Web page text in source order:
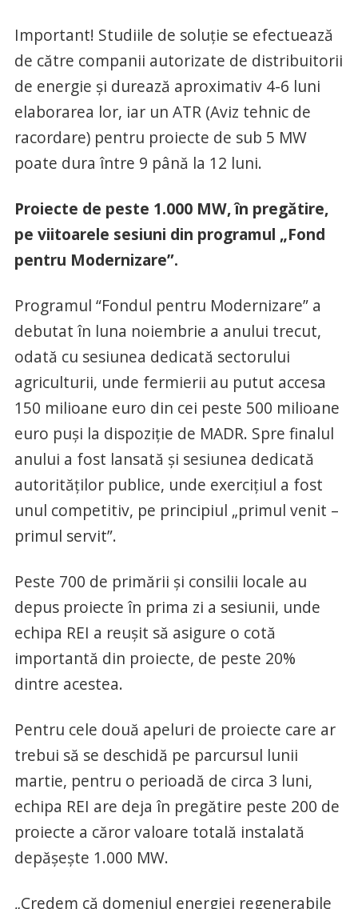
Important! Studiile de soluție se efectuează
de către companii autorizate de distribuitorii
de energie și durează aproximativ 4-6 luni
elaborarea lor, iar un ATR (Aviz tehnic de
racordare) pentru proiecte de sub 5 MW
poate dura între 9 până la 12 luni.
Proiecte de peste 1.000 MW, în pregătire,
pe viitoarele sesiuni din programul „Fond
pentru Modernizare”.
Programul “Fondul pentru Modernizare” a
debutat în luna noiembrie a anului trecut,
odată cu sesiunea dedicată sectorului
agriculturii, unde fermierii au putut accesa
150 milioane euro din cei peste 500 milioane
euro puși la dispoziție de MADR. Spre finalul
anului a fost lansată și sesiunea dedicată
autorităților publice, unde exercițiul a fost
unul competitiv, pe principiul „primul venit –
primul servit”.
Peste 700 de primării și consilii locale au
depus proiecte în prima zi a sesiunii, unde
echipa REI a reușit să asigure o cotă
importantă din proiecte, de peste 20%
dintre acestea.
Pentru cele două apeluri de proiecte care ar
trebui să se deschidă pe parcursul lunii
martie, pentru o perioadă de circa 3 luni,
echipa REI are deja în pregătire peste 200 de
proiecte a căror valoare totală instalată
depășește 1.000 MW.
„Credem că domeniul energiei regenerabile